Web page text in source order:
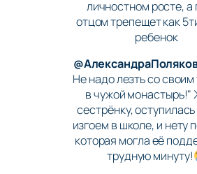
личностном росте, а
отцом трепещет как
ребенок
Не надо лезть со
в чужой монастырь!"
сестрёнку,
изгоем в школе, и нету
которая могла её
трудную минуту!